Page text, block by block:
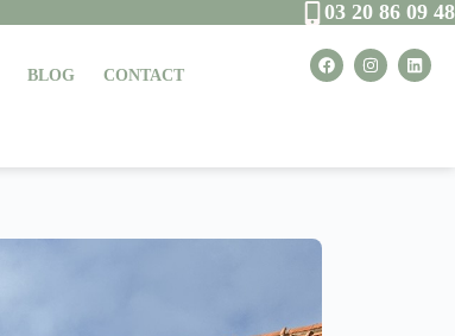
03 20 86 09 48
BLOG CONTACT